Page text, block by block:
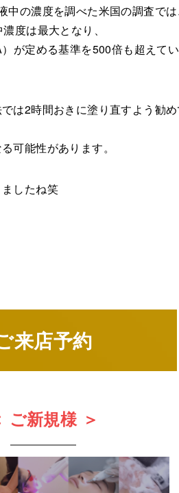
中の濃度を調べた米国の調査で
度は最大となり、
が定める基準を500倍も超えて
は2時間おきに塗り直すよう勧
可能性があります。
したね笑
来店予約
ご新規様 ＞